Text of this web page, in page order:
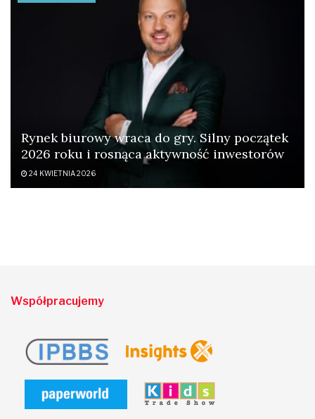
Rynek biurowy wraca do gry. Silny początek
2026 roku i rosnąca aktywność inwestorów
24 KWIETNIA 2026
Współpracujemy